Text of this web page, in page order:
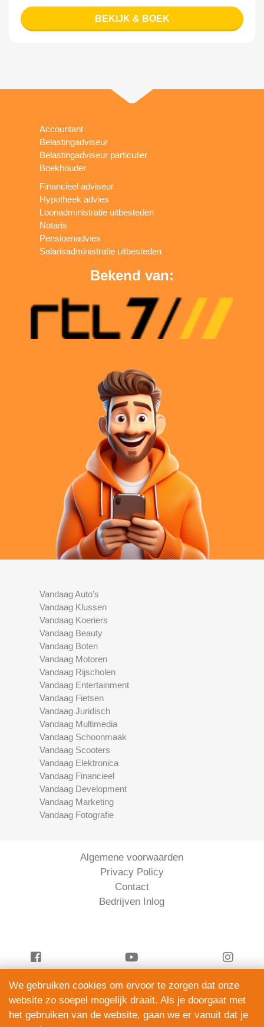
BEKIJK & BOEK
Accountant
Belastingadviseur
Belastingadviseur particulier
Boekhouder
Financieel adviseur
Hypotheek advies
Loonadministratie uitbesteden
Notaris
Pensioenadvies
Salarisadministratie uitbesteden
Bekend van:
Vandaag Auto's
Vandaag Klussen
Vandaag Koeriers
Vandaag Beauty
Vandaag Boten
Vandaag Motoren
Vandaag Rijscholen
Vandaag Entertainment
Vandaag Fietsen
Vandaag Juridisch
Vandaag Multimedia
Vandaag Schoonmaak
Vandaag Scooters
Vandaag Elektronica
Vandaag Financieel
Vandaag Development
Vandaag Marketing
Vandaag Fotografie
Algemene voorwaarden
Privacy Policy
Contact
Bedrijven Inlog
Vandaag Financieel is onderdeel van
ServiceRight B.V. | KVK 90914872
We gebruiken cookies om ervoor te zorgen dat onze
website zo soepel mogelijk draait. Als je doorgaat met
het gebruiken van de website, gaan we er vanuit dat je